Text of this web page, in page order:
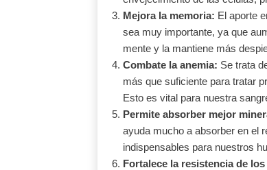
Mejora la memoria: El aporte
sea muy importante, ya que
mente y la mantiene más
Combate la anemia: Se trata
más que suficiente para tratar
Esto es vital para nuestra
Permite absorber mejor
ayuda mucho a absorber en el
indispensables para nuestros
Fortalece la resistencia de